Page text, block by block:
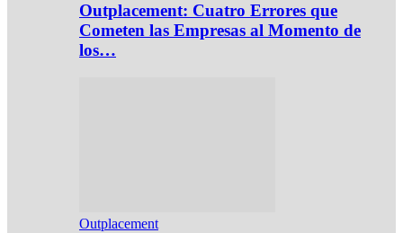
Outplacement: Cuatro Errores que
Cometen las Empresas al Momento de
los…
Outplacement